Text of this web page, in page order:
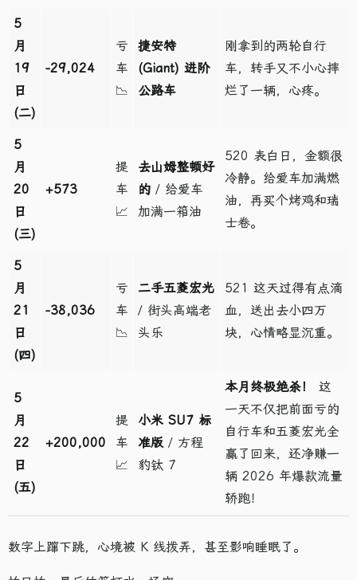
5
月
19
日
(二)
-29,024
亏
车
📉
捷安特
(Giant) 进阶
公路车
刚拿到的两轮自行
车，转手又不小心摔
烂了一辆，心疼。
5
月
20
日
(三)
+573
提
车
📈
去山姆整顿好
的 / 给爱车
加满一箱油
520 表白日，金额很
冷静。给爱车加满燃
油，再买个烤鸡和瑞
士卷。
5
月
21
日
(四)
-38,036
亏
车
📉
二手五菱宏光
/ 街头高端老
头乐
521 这天过得有点滴
血，送出去小四万
块，心情略显沉重。
5
月
22
日
(五)
+200,000
提
车
📈
小米 SU7 标
准版/ 方程
豹钛 7
本月终极绝杀！
这
一天不仅把前面亏的
自行车和五菱宏光全
赢了回来，还净赚一
辆 2026 年爆款流量
轿跑！
数字上蹿下跳，心境被 K 线拨弄，甚至影响睡眠了。